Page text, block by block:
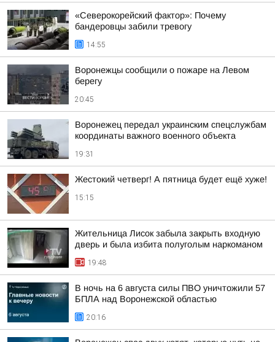
«Северокорейский фактор»: Почему
бандеровцы забили тревогу
14:55
Воронежцы сообщили о пожаре на Левом
берегу
20:45
Воронежец передал украинским спецслужбам
координаты важного военного объекта
19:31
Жестокий четверг! А пятница будет ещё хуже!
15:15
Жительница Лисок забыла закрыть входную
дверь и была избита полуголым наркоманом
19:48
В ночь на 6 августа силы ПВО уничтожили 57
БПЛА над Воронежской областью
20:16